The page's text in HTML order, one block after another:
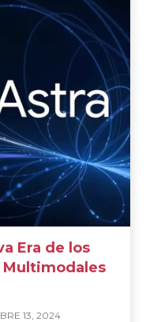
Era de los
13, 2024